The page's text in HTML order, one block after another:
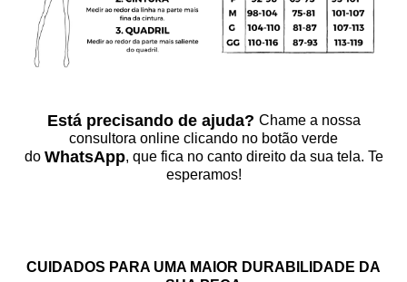
Está precisando de ajuda? Chame a nossa
consultora online clicando no botão verde
do WhatsApp, que fica no canto direito da sua tela. Te
esperamos!
CUIDADOS PARA UMA MAIOR DURABILIDADE DA